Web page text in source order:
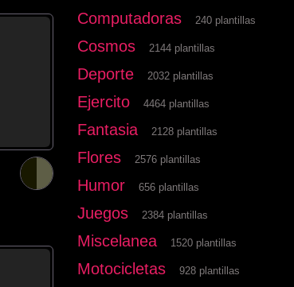
Computadoras 240 plantillas
Cosmos 2144 plantillas
Deporte 2032 plantillas
Ejercito 4464 plantillas
Fantasia 2128 plantillas
Flores 2576 plantillas
Humor 656 plantillas
Juegos 2384 plantillas
Miscelanea 1520 plantillas
Motocicletas 928 plantillas